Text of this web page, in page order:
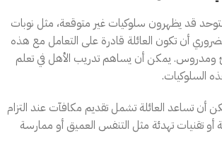
قد يظهرون سلوكيات غير متوقعة، مثل نوبات
أن تكون العائلة قادرة على التعامل مع هذه
ومدروس. يمكن أن يساهم تدريب الأهل في تعلم
السلوكيات.
أن تساعد العائلة تشمل تقديم مكافآت عند التزام
أو تقنيات تهدئة مثل التنفس العميق أو ممارسة